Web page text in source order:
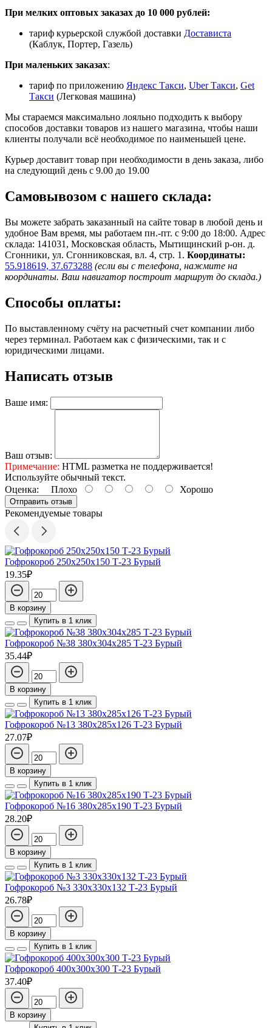
При мелких оптовых заказах до 10 000 рублей:
тариф курьерской службой доставки Достависта
(Каблук, Портер, Газель)
При маленьких заказах:
тариф по приложению Яндекс Такси, Uber Такси, Get
Такси (Легковая машина)
Мы стараемся максимально лояльно подходить к выбору
способов доставки товаров из нашего магазина, чтобы наши
клиенты получали всё необходимое по наименьшей цене.
Курьер доставит товар при необходимости в день заказа, либо
на следующий день с 9.00 до 19.00
Самовывозом с нашего склада:
Вы можете забрать заказанный на сайте товар в любой день и
удобное Вам время, мы работаем пн.-пт. с 9:00 до 18:00. Адрес
склада: 141031, Московская область, Мытищинский р-он. д.
Сгонники, ул. Сгонниковская, вл. 4, стр. 1. Координаты:
55.918619, 37.673288 (если вы с телефона, нажмите на
координаты. Ваш навигатор построит маршрут до склада.)
Способы оплаты:
По выставленному счёту на расчетный счет компании либо
через терминал. Работаем как с физическими, так и с
юридическими лицами.
Написать отзыв
Ваше имя:
Ваш отзыв:
Примечание: HTML разметка не поддерживается!
Используйте обычный текст.
Оценка: Плохо Хорошо
Отправить отзыв
Рекомендуемые товары
Гофрокороб 250х250х150 Т-23 Бурый
19.35₽
В корзину
Купить в 1 клик
Гофрокороб №38 380х304х285 Т-23 Бурый
35.44₽
В корзину
Купить в 1 клик
Гофрокороб №13 380х285х126 Т-23 Бурый
27.07₽
В корзину
Купить в 1 клик
Гофрокороб №16 380х285х190 Т-23 Бурый
28.20₽
В корзину
Купить в 1 клик
Гофрокороб №3 330х330х132 Т-23 Бурый
26.78₽
В корзину
Купить в 1 клик
Гофрокороб 400х300х300 Т-23 Бурый
37.40₽
В корзину